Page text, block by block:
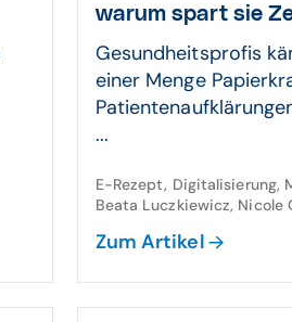
warum spart sie
Gesundheitsprofis
einer Menge
...
E-Rezept, Digitalisierung,
Beata Luczkiewicz, Nicole
Zum Artikel